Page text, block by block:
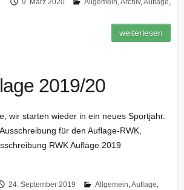
9. März 2020 Allgemein,Archiv,Auflage,
weiterlesen
2019/20
wir starten wieder in ein neues Sportjahr.
für den Auflage-RWK,
RWK Auflage 2019
24. September 2019 Allgemein,Auflage,